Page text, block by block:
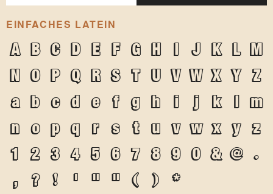
EINFACHES LATEIN
A B C D E F G H I J K L M
N O P Q R S T U V W X Y Z
a b c d e f g h i j k l m
n o p q r s t u v w x y z
1 2 3 4 5 6 7 8 9 0 & @ .
, ? ! ' " " ( ) *